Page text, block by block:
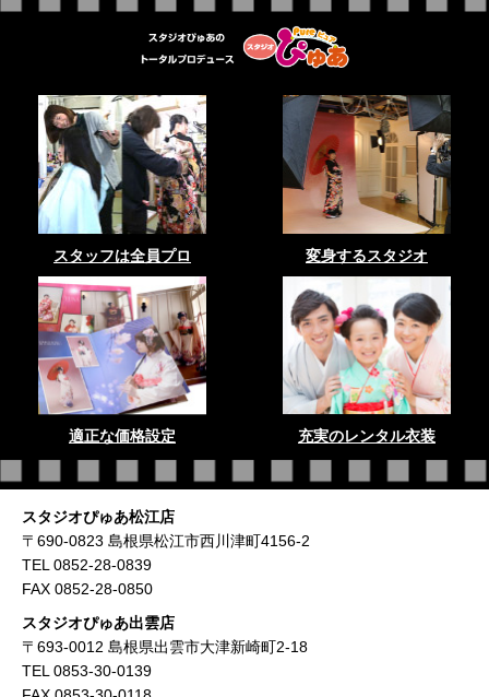
スタッフは全員プロ 変身するスタジオ
適正な価格設定 充実のレンタル衣装
スタジオぴゅあ松江店
〒690-0823 島根県松江市西川津町4156-2
TEL 0852-28-0839
FAX 0852-28-0850
スタジオぴゅあ出雲店
〒693-0012 島根県出雲市大津新崎町2-18
TEL 0853-30-0139